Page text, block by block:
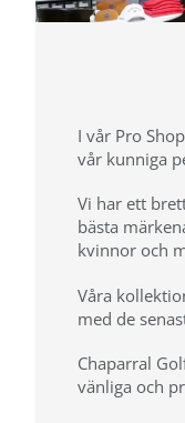
I vår Pro
vår kunniga
Vi har ett
bästa
kvinnor och
Våra
med de
Chaparral
vänliga och